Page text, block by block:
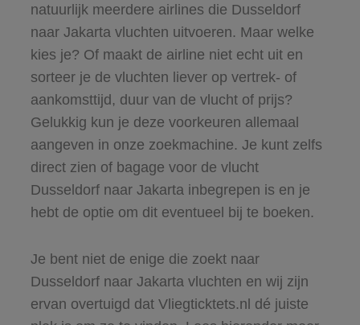
natuurlijk meerdere airlines die Dusseldorf
naar Jakarta vluchten uitvoeren. Maar welke
kies je? Of maakt de airline niet echt uit en
sorteer je de vluchten liever op vertrek- of
aankomsttijd, duur van de vlucht of prijs?
Gelukkig kun je deze voorkeuren allemaal
aangeven in onze zoekmachine. Je kunt zelfs
direct zien of bagage voor de vlucht
Dusseldorf naar Jakarta inbegrepen is en je
hebt de optie om dit eventueel bij te boeken.
Je bent niet de enige die zoekt naar
Dusseldorf naar Jakarta vluchten en wij zijn
ervan overtuigd dat Vliegticktets.nl dé juiste